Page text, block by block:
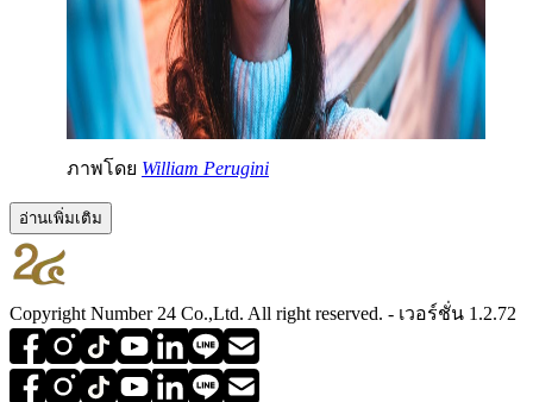
ภาพโดย William Perugini
อ่านเพิ่มเติม
Copyright Number 24 Co.,Ltd. All right reserved. - เวอร์ชั่น 1.2.72